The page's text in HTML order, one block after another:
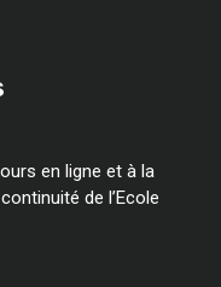
en ligne et à la
de l’Ecole